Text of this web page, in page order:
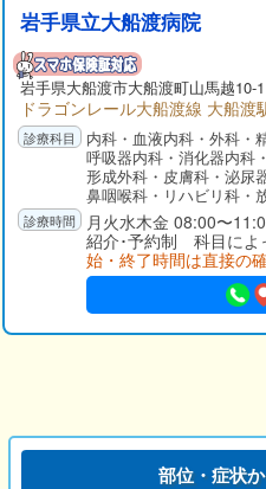
岩手県立大船渡病院
岩手県大船渡市大船渡町山馬越10-1
ドラゴンレール大船渡線 大船渡
内科・血液内科・外科・
呼吸器内科・消化器内科
形成外科・皮膚科・泌尿
鼻咽喉科・リハビリ科・
月火水木金 08:00〜
紹介･予約制 科目によ
始・終了時間は直接の
部位・症状